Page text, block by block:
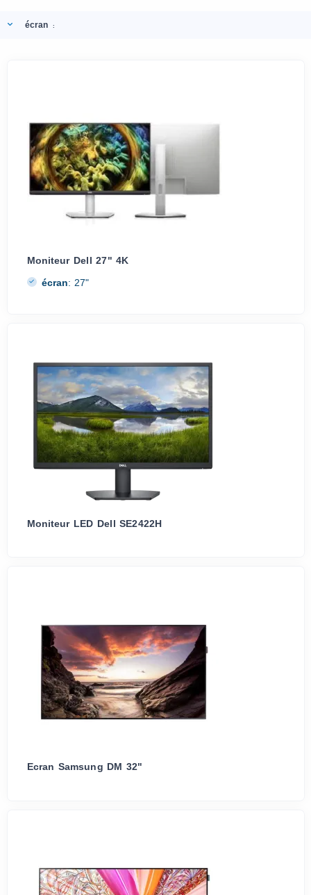
Moniteur Dell 27" 4K
écran: 27"
Moniteur LED Dell SE2422H
Ecran Samsung DM 32"
écran :